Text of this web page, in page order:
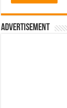
Advertisement